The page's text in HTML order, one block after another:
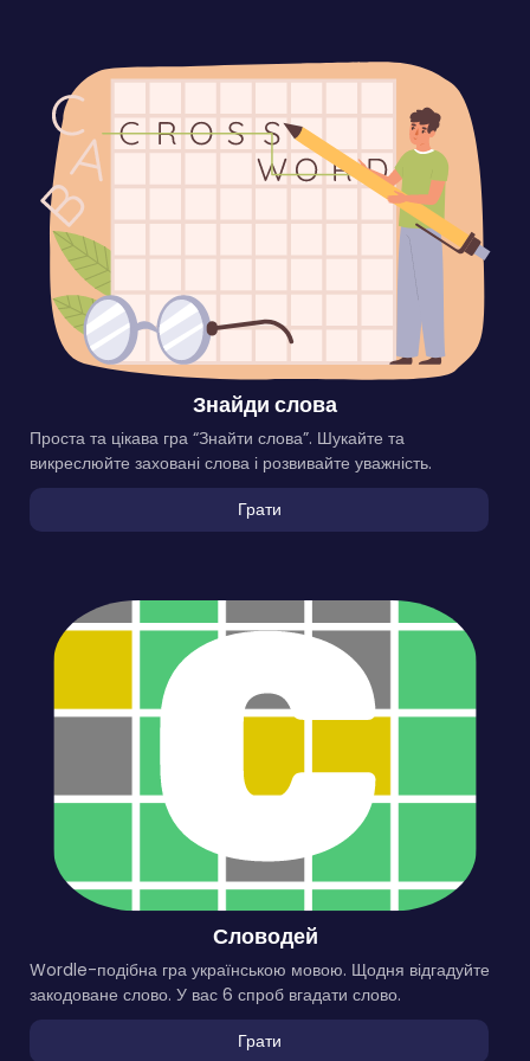
Знайди слова
Проста та цікава гра “Знайти слова”. Шукайте та
викреслюйте заховані слова і розвивайте уважність.
Грати
Словодей
Wordle-подібна гра українською мовою. Щодня відгадуйте
закодоване слово. У вас 6 спроб вгадати слово.
Грати